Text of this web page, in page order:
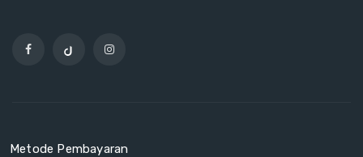
Metode Pembayaran